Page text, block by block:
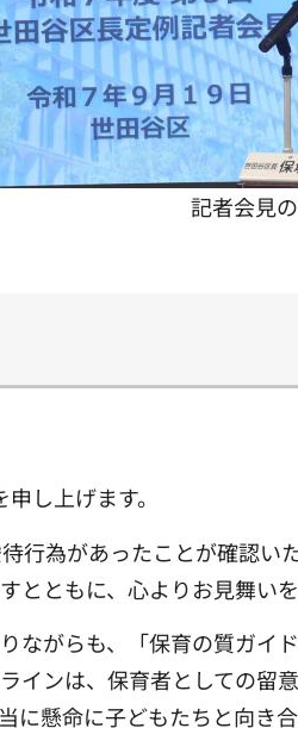
記者会見
し上げます。
為があったことが確認い
ともに、心よりお見舞いを
ながらも、「保育の質ガイ
インは、保育者としての留
懸命に子どもたちと向き合